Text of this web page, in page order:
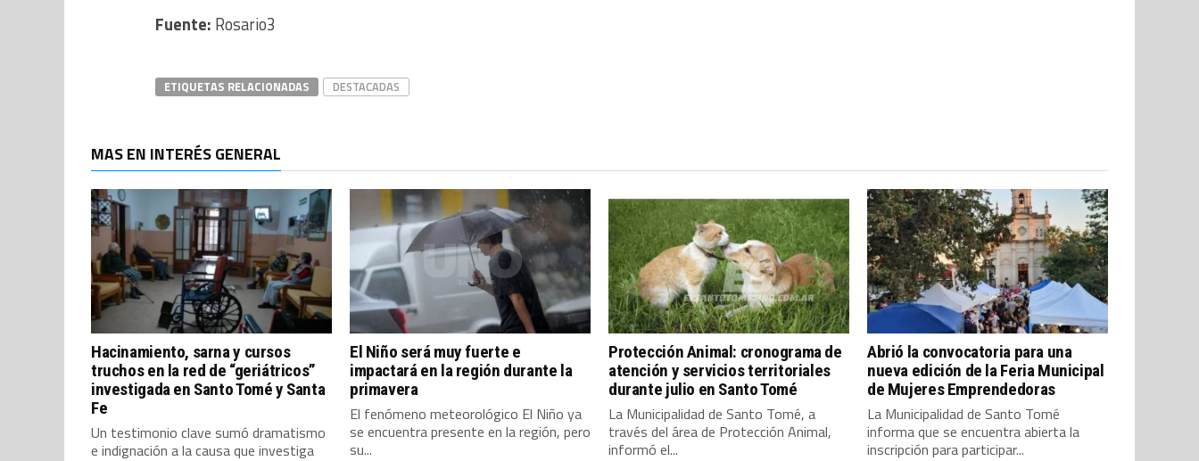
Fuente: Rosario3
ETIQUETAS RELACIONADAS DESTACADAS
MAS EN INTERÉS GENERAL
Hacinamiento, sarna y cursos
truchos en la red de “geriátricos”
investigada en Santo Tomé y Santa
Fe
Un testimonio clave sumó dramatismo
e indignación a la causa que investiga
El Niño será muy fuerte e
impactará en la región durante la
primavera
El fenómeno meteorológico El Niño ya
se encuentra presente en la región, pero
su...
Protección Animal: cronograma de
atención y servicios territoriales
durante julio en Santo Tomé
La Municipalidad de Santo Tomé, a
través del área de Protección Animal,
informó el...
Abrió la convocatoria para una
nueva edición de la Feria Municipal
de Mujeres Emprendedoras
La Municipalidad de Santo Tomé
informa que se encuentra abierta la
inscripción para participar...